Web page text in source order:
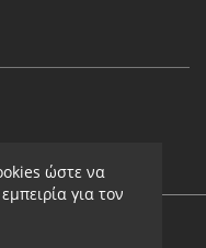
ώστε να
για τον